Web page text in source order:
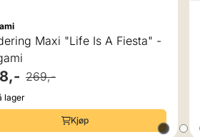
Maxi "Life Is A Fiesta" -
269,-
lager
Kjøp